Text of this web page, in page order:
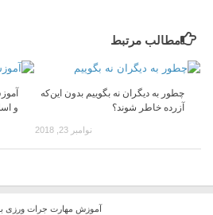
مطالب مرتبط
و
چطور به دیگران نه بگوییم بدون این‌که
آزرده خاطر شوند؟
نوامبر 23, 2018
آموزش مهارت جرات ورزی